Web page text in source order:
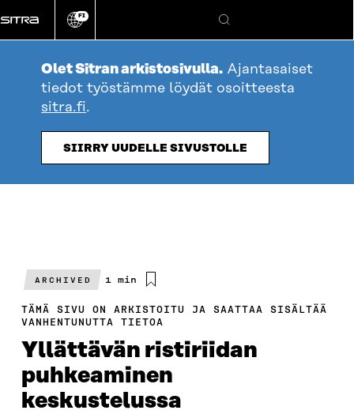
suoraan
sisältöön
Vaihda
kieli
FI
Hae
Olet Sitran arkistosivulla. Ajantasaiset
tiedot työstämme löydät osoitteesta
sitra.fi.
SIIRRY UUDELLE SIVUSTOLLE
ARCHIVED
Arvioitu
1 min
TÄMÄ SIVU ON ARKISTOITU JA SAATTAA SISÄLTÄÄ
VANHENTUNUTTA TIETOA
Yllättävän ristiriidan
puhkeaminen
keskustelussa